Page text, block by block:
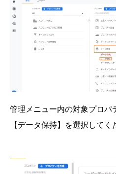
管理メニュー内の対象プロパ
【データ保持】を選択してく